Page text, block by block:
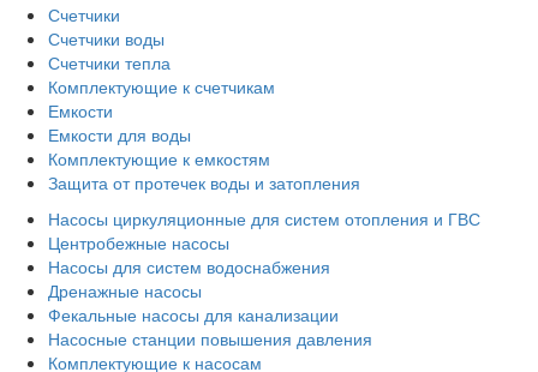
Счетчики
Счетчики воды
Счетчики тепла
Комплектующие к счетчикам
Емкости
Емкости для воды
Комплектующие к емкостям
Защита от протечек воды и затопления
Насосы циркуляционные для систем отопления и ГВС
Центробежные насосы
Насосы для систем водоснабжения
Дренажные насосы
Фекальные насосы для канализации
Насосные станции повышения давления
Комплектующие к насосам